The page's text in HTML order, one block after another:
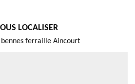
LOCALISER
bennes ferraille Aincourt